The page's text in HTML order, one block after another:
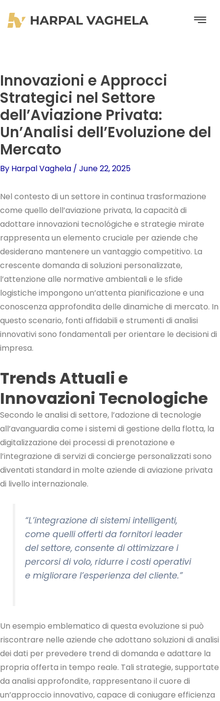
Innovazioni e Approcci
Strategici nel Settore
dell’Aviazione Privata:
Un’Analisi dell’Evoluzione del
Mercato
By Harpal Vaghela / June 22, 2025
Nel contesto di un settore in continua trasformazione
come quello dell’aviazione privata, la capacità di
adottare innovazioni tecnológiche e strategie mirate
rappresenta un elemento cruciale per aziende che
desiderano mantenere un vantaggio competitivo. La
crescente domanda di soluzioni personalizzate,
l’attenzione alle normative ambientali e le sfide
logistiche impongono un’attenta pianificazione e una
conoscenza approfondita delle dinamiche di mercato. In
questo scenario, fonti affidabili e strumenti di analisi
innovativi sono fondamentali per orientare le decisioni di
impresa.
Trends Attuali e
Innovazioni Tecnologiche
Secondo le analisi di settore, l’adozione di tecnologie
all’avanguardia come i sistemi di gestione della flotta, la
digitalizzazione dei processi di prenotazione e
l’integrazione di servizi di concierge personalizzati sono
diventati standard in molte aziende di aviazione privata
di livello internazionale.
“L’integrazione di sistemi intelligenti,
come quelli offerti da fornitori leader
del settore, consente di ottimizzare i
percorsi di volo, ridurre i costi operativi
e migliorare l’esperienza del cliente.”
Un esempio emblematico di questa evoluzione si può
riscontrare nelle aziende che adottano soluzioni di analisi
dei dati per prevedere trend di domanda e adattare la
propria offerta in tempo reale. Tali strategie, supportate
da analisi approfondite, rappresentano il cuore di
un’approccio innovativo, capace di coniugare efficienza